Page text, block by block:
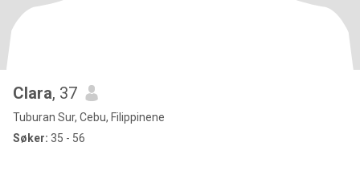
Clara, 37
Tuburan Sur, Cebu, Filippinene
Søker: 35 - 56